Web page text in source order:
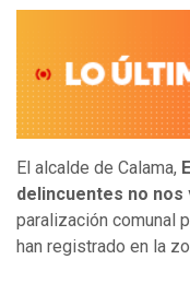
El alcalde de Calama,
delincuentes no nos
paralización comunal
han registrado en la